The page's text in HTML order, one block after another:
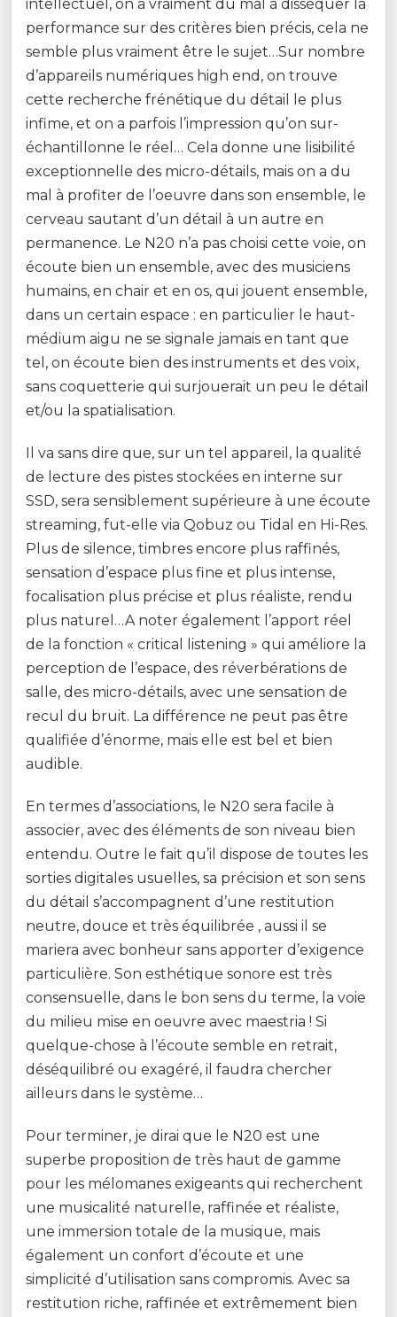
intellectuel, on a vraiment du mal à disséquer la
performance sur des critères bien précis, cela ne
semble plus vraiment être le sujet…Sur nombre
d’appareils numériques high end, on trouve
cette recherche frénétique du détail le plus
infime, et on a parfois l’impression qu’on sur-
échantillonne le réel… Cela donne une lisibilité
exceptionnelle des micro-détails, mais on a du
mal à profiter de l’oeuvre dans son ensemble, le
cerveau sautant d’un détail à un autre en
permanence. Le N20 n’a pas choisi cette voie, on
écoute bien un ensemble, avec des musiciens
humains, en chair et en os, qui jouent ensemble,
dans un certain espace : en particulier le haut-
médium aigu ne se signale jamais en tant que
tel, on écoute bien des instruments et des voix,
sans coquetterie qui surjouerait un peu le détail
et/ou la spatialisation.
Il va sans dire que, sur un tel appareil, la qualité
de lecture des pistes stockées en interne sur
SSD, sera sensiblement supérieure à une écoute
streaming, fut-elle via Qobuz ou Tidal en Hi-Res.
Plus de silence, timbres encore plus raffinés,
sensation d’espace plus fine et plus intense,
focalisation plus précise et plus réaliste, rendu
plus naturel…A noter également l’apport réel
de la fonction « critical listening » qui améliore la
perception de l’espace, des réverbérations de
salle, des micro-détails, avec une sensation de
recul du bruit. La différence ne peut pas être
qualifiée d’énorme, mais elle est bel et bien
audible.
En termes d’associations, le N20 sera facile à
associer, avec des éléments de son niveau bien
entendu. Outre le fait qu’il dispose de toutes les
sorties digitales usuelles, sa précision et son sens
du détail s’accompagnent d’une restitution
neutre, douce et très équilibrée , aussi il se
mariera avec bonheur sans apporter d’exigence
particulière. Son esthétique sonore est très
consensuelle, dans le bon sens du terme, la voie
du milieu mise en oeuvre avec maestria ! Si
quelque-chose à l’écoute semble en retrait,
déséquilibré ou exagéré, il faudra chercher
ailleurs dans le système…
Pour terminer, je dirai que le N20 est une
superbe proposition de très haut de gamme
pour les mélomanes exigeants qui recherchent
une musicalité naturelle, raffinée et réaliste,
une immersion totale de la musique, mais
également un confort d’écoute et une
simplicité d’utilisation sans compromis. Avec sa
restitution riche, raffinée et extrêmement bien